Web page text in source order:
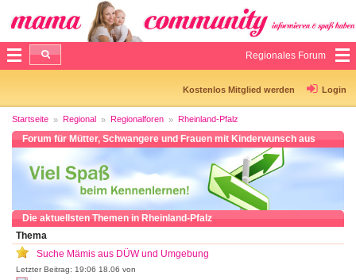
Regionales Forum
Kostenlos Mitglied werden Login
Startseite Regional Regionalforen Rheinland-Pfalz
Forum für Mütter, Schwangere und Frauen mit Kinderwunsch aus
Die aktuellsten Themen in Rheinland-Pfalz
Thema
Suche Mämis aus DÜW und Umgebung
Letzter Beitrag: 19:06 18.06 von